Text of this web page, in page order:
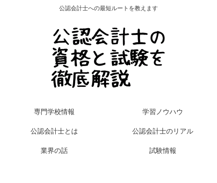
公認会計士への最短ルートを教えます
専門学校情報 学習ノウハウ
公認会計士とは 公認会計士のリアル
業界の話 試験情報